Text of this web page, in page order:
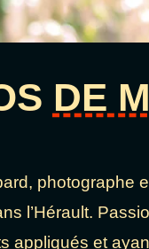
DE
photographe
l’Hérault.
appliqués et